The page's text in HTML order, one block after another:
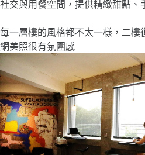
社交與用餐空間，提供精緻甜點、
每一層樓的風格都不太一樣，二樓
網美照很有氛圍感